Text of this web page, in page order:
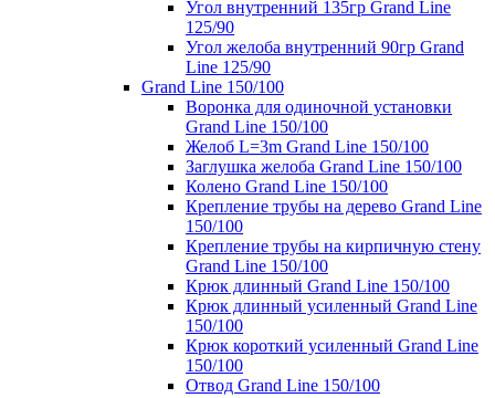
Угол внутренний 135гр Grand Line
125/90
Угол желоба внутренний 90гр Grand
Line 125/90
Grand Line 150/100
Воронка для одиночной установки
Grand Line 150/100
Желоб L=3m Grand Line 150/100
Заглушка желоба Grand Line 150/100
Колено Grand Line 150/100
Крепление трубы на дерево Grand Line
150/100
Крепление трубы на кирпичную стену
Grand Line 150/100
Крюк длинный Grand Line 150/100
Крюк длинный усиленный Grand Line
150/100
Крюк короткий усиленный Grand Line
150/100
Отвод Grand Line 150/100